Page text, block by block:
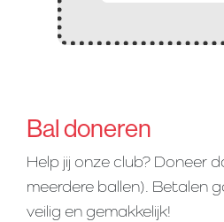
Bal doneren
Help jij onze club? Doneer
meerdere ballen). Betalen
veilig en gemakkelijk!